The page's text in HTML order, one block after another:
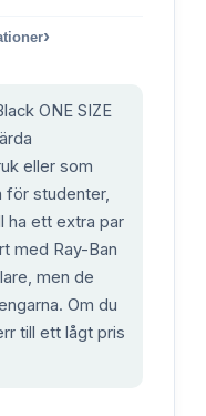
›
ONE SIZE
eller som
för studenter,
ha ett extra par
med Ray-Ban
men de
Om du
till ett lågt pris